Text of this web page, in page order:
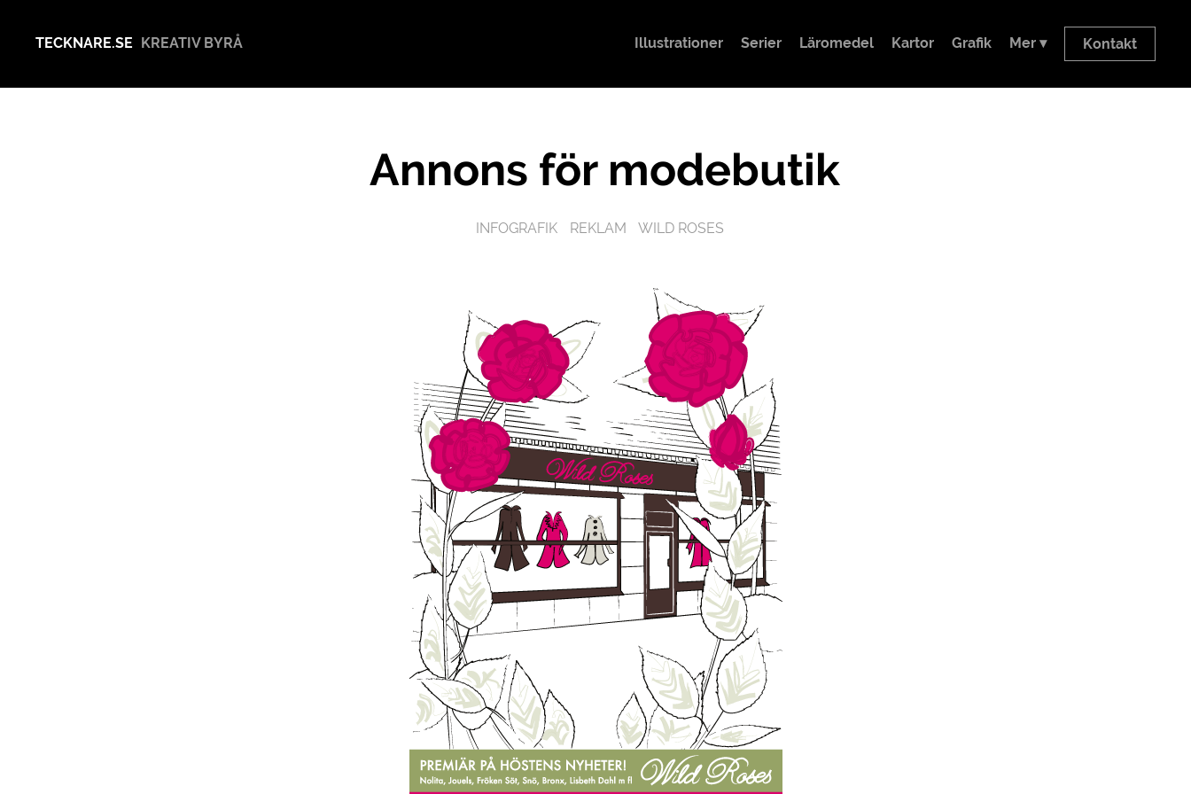
TECKNARE.SE KREATIV BYRÅ Illustrationer Serier Läromedel Kartor Grafik Mer ▾ Kontakt
Annons för modebutik
INFOGRAFIK REKLAM WILD ROSES